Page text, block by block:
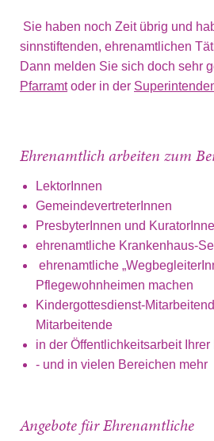
Sie haben noch Zeit übrig und
sinnstiftenden, ehrenamtlichen
Dann melden Sie sich doch sehr
Pfarramtoder in der
Ehrenamtlich arbeiten zum
LektorInnen
GemeindevertreterInnen
PresbyterInnen und
ehrenamtliche Krankenhaus-
ehrenamtliche
Pflegewohnheimen machen
Kindergottesdienst-
Mitarbeitende
in der Öffentlichkeitsarbeit
- und in vielen Bereichen mehr
Angebote für Ehrenamtliche